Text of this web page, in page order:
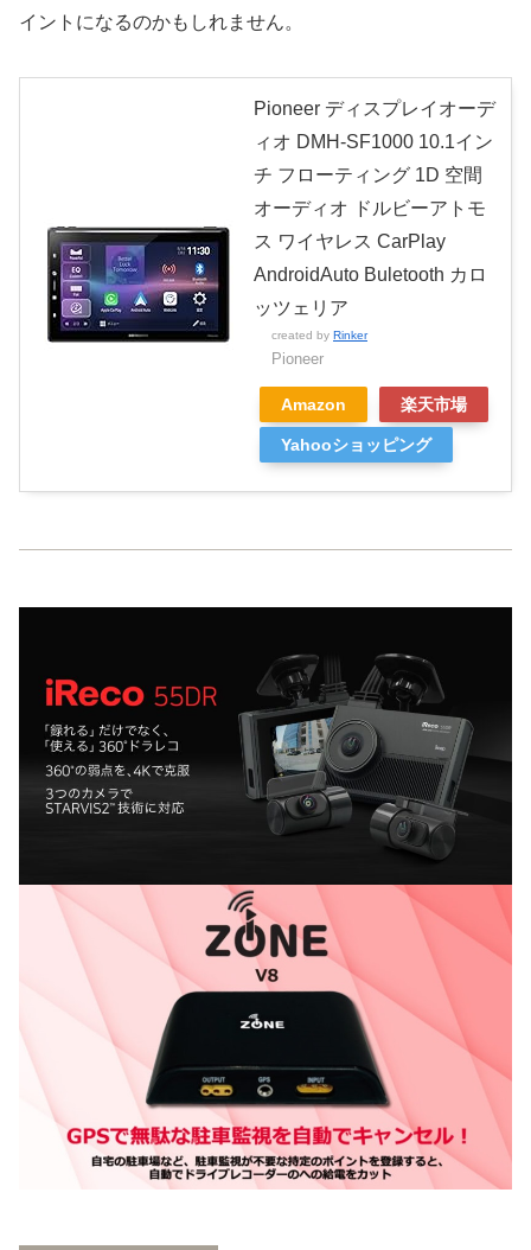
イントになるのかもしれません。
Pioneer ディスプレイオーデ
ィオ DMH-SF1000 10.1イン
チ フローティング 1D 空間
オーディオ ドルビーアトモ
ス ワイヤレス CarPlay
AndroidAuto Buletooth カロ
ッツェリア
created by Rinker
Pioneer
Amazon 楽天市場
Yahooショッピング